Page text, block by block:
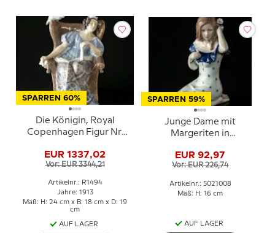
SPARREN 60%
Die Königin, Royal
Copenhagen Figur Nr.
EUR 1337,02
Vor: EUR 3344,21
Artikelnr.: R1494
Jahre: 1913
Maß: H: 24 cm x B: 18 cm x D: 19
cm
AUF LAGER
SPARREN 59%
Junge Dame mit
Margeriten in
Karen, Royal
Copenhagen Figur Nr.
008
EUR 92,97
Vor: EUR 226,74
Artikelnr.: 5021008
Maß: H: 16 cm
AUF LAGER